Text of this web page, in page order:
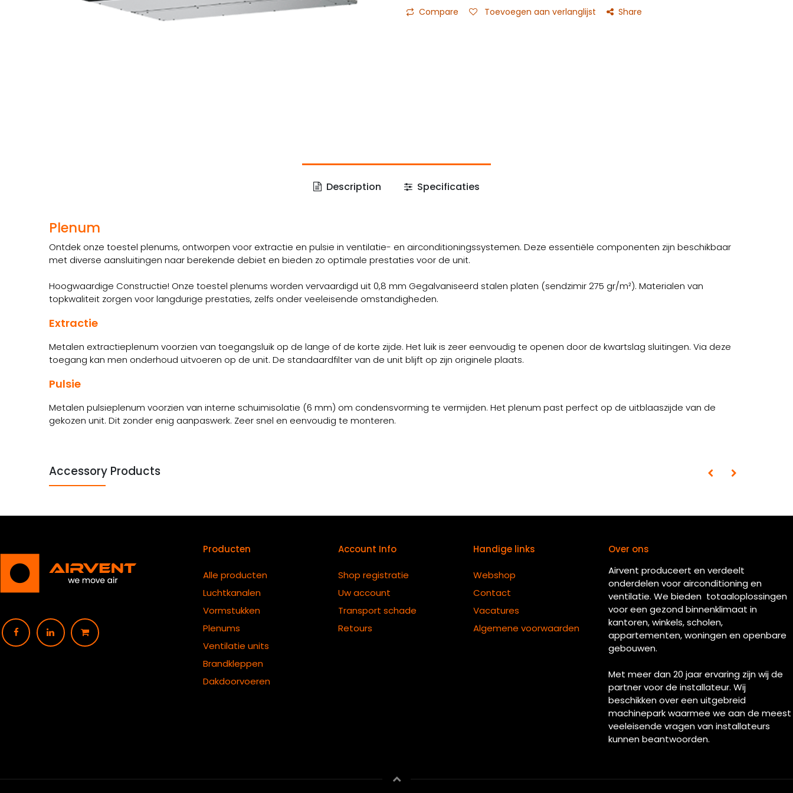
Compare Toevoegen aan verlanglijst Share
Description Specificaties
Plenum
Ontdek onze toestel plenums, ontworpen voor extractie en pulsie in ventilatie- en airconditioningssystemen. Deze essentiële componenten zijn beschikbaar
met diverse aansluitingen naar berekende debiet en bieden zo optimale prestaties voor de unit.
Hoogwaardige Constructie! Onze toestel plenums worden vervaardigd uit 0,8 mm Gegalvaniseerd stalen platen (sendzimir 275 gr/m²). Materialen van
topkwaliteit zorgen voor langdurige prestaties, zelfs onder veeleisende omstandigheden.
Extractie
Metalen extractieplenum voorzien van toegangsluik op de lange of de korte zijde. Het luik is zeer eenvoudig te openen door de kwartslag sluitingen. Via deze
toegang kan men onderhoud uitvoeren op de unit. De standaardfilter van de unit blijft op zijn originele plaats.
Pulsie
Metalen pulsieplenum voorzien van interne schuimisolatie (6 mm) om condensvorming te vermijden. Het plenum past perfect op de uitblaaszijde van de
gekozen unit. Dit zonder enig aanpaswerk. Zeer snel en eenvoudig te monteren.
Accessory Products
Producten
Alle producten
Luchtkanalen
Vormstukken
Plenums
Ventilatie units
Brandkleppen
Dakdoorvoeren
Account Info
Shop registratie
Uw account
Transport schade
Retours
Handige links
Webshop
Contact
Vacatures
Algemene voorwaarden
Over ons
Airvent produceert en verdeelt
onderdelen voor airconditioning en
ventilatie. We bieden totaaloplossingen
voor een gezond binnenklimaat in
kantoren, winkels, scholen,
appartementen, woningen en openbare
gebouwen.
Met meer dan 20 jaar ervaring zijn wij de
partner voor de installateur. Wij
beschikken over een uitgebreid
machinepark waarmee we aan de meest
veeleisende vragen van installateurs
kunnen beantwoorden.